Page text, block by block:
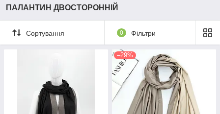
ПАЛАНТИН ДВОСТОРОННІЙ
Сортування 0 Фільтри
–29%